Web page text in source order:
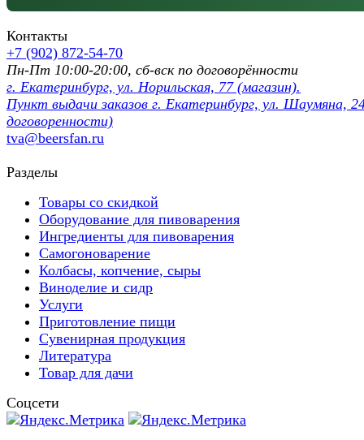
Контакты
+7 (902) 872-54-70
Пн-Пт 10:00-20:00, сб-вск по договорённости
г. Екатеринбург, ул. Норильская, 77 (магазин).
Пункт выдачи заказов г. Екатеринбург, ул. Шаумяна,
договоренности)
tva@beersfan.ru
Разделы
Товары со скидкой
Оборудование для пивоварения
Ингредиенты для пивоварения
Самогоноварение
Колбасы, копчение, сыры
Виноделие и сидр
Услуги
Приготовление пищи
Сувенирная продукция
Литература
Товар для дачи
Соцсети